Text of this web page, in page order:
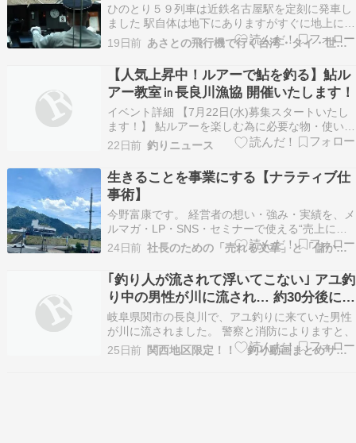
ひのとり５９列車は近鉄名古屋駅を定刻に発車し
ました 駅自体は地下にありますがすぐに地上に出
ます 最近は支出を減らすためにアジトでの朝食は
取っていません いつものアジトの朝食は１７００
円のハーフブッフェだったのが ロイヤルホストに
変わって ２５００円になっていたんです なので
近鉄名…
19日前 あさとの飛行機で行く台湾・タイ・世界遺産と機内食の日記
【人気上昇中！ルアーで鮎を釣る】鮎ル
アー教室㏌長良川漁協 開催いたします！
イベント詳細 【7月22日(水)募集スタートいたし
ます！】 鮎ルアーを楽しむ為に必要な物・使い
方、ルールとマナー、釣る為のテクニックを！１
からキッチリお伝えいたします。 鮎友釣りから鮎
ルアーへの参入をお考えのお客様他ルアー釣りか
ら鮎ルアーへの参入をお考えのお客様講習後、独
り立ち…
22日前 釣りニュース
生きることを事業にする【ナラティブ仕
事術】
今野富康です。 経営者の想い・強み・実績を、メ
ルマガ・LP・SNS・セミナーで使える“売上につ
ながる言葉”に整える仕事をしています。 長良川
沿いの名喫茶店「あるてあ」さんの窓側席から、
金華山と岐阜城を臨む お金のために働いているは
ずが、命を削っていないでしょうか。便利な社会
にな…
24日前 社長のための「売れる文章」と「儲かる仕組み」
｢釣り人が流されて浮いてこない｣ アユ釣
り中の男性が川に流され… 約30分後に下
流で見つかる 岐阜･関市の長良川
岐阜県関市の長良川で、アユ釣りに来ていた男性
が川に流されました。 警察と消防によりますと、
25日前
関西地区限定！！ 釣り動画まとめサイト